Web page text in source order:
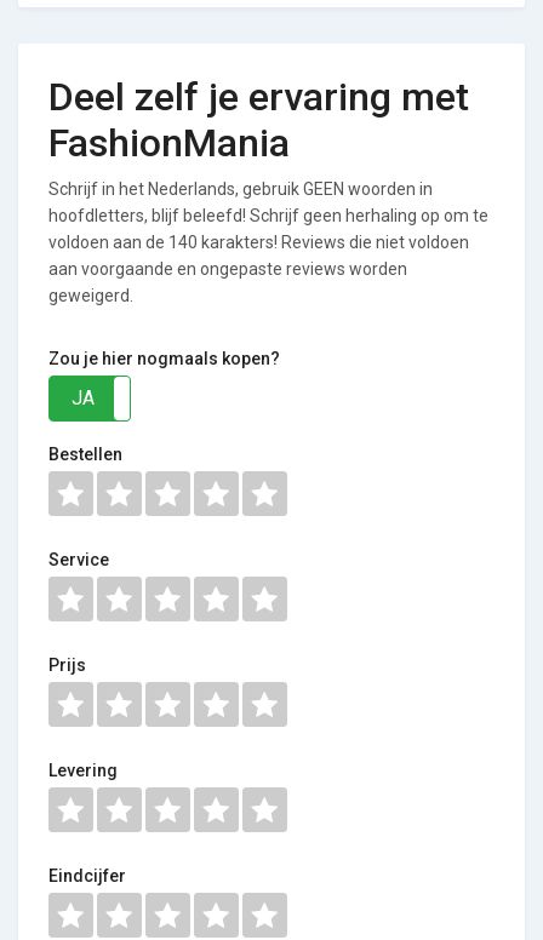
Deel zelf je ervaring met
FashionMania
Schrijf in het Nederlands, gebruik GEEN woorden in
hoofdletters, blijf beleefd! Schrijf geen herhaling op om te
voldoen aan de 140 karakters! Reviews die niet voldoen
aan voorgaande en ongepaste reviews worden
geweigerd.
Zou je hier nogmaals kopen?
JA
Bestellen
Service
Prijs
Levering
Eindcijfer